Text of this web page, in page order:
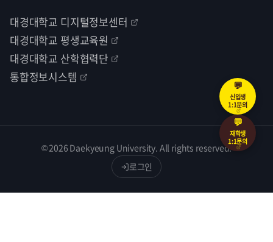
대경대학교 디지털정보센터
대경대학교 평생교육원
대경대학교 산학협력단
통합정보시스템
© 2026 Daekyeung University. All rights reserved.
로그인
💬
신입생
1:1문의
💬
재학생
1:1문의